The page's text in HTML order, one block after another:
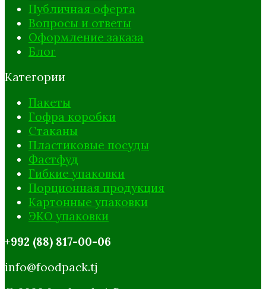
Публичная оферта
Вопросы и ответы
Оформление заказа
Блог
Категории
Пакеты
Гофра коробки
Стаканы
Пластиковые посуды
Фастфуд
Гибкие упаковки
Порционная продукция
Картонные упаковки
ЭКО упаковки
+992 (88) 817-00-06
info@foodpack.tj